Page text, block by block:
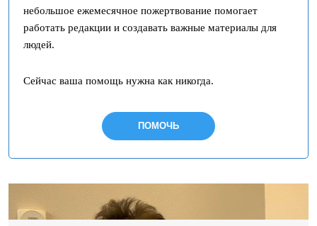
небольшое ежемесячное пожертвование помогает
работать редакции и создавать важные материалы для
людей.
Сейчас ваша помощь нужна как никогда.
ПОМОЧЬ